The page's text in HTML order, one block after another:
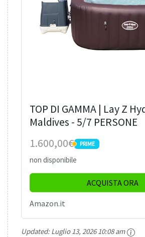
TOP DI GAMMA | Lay Z
Maldives - 5/7 PERSONE
1.600,00€
PRIME
PRIME
non disponibile
ACQUISTA ORA
Amazon.it
Updated:Luglio 13, 2026 10:08 am